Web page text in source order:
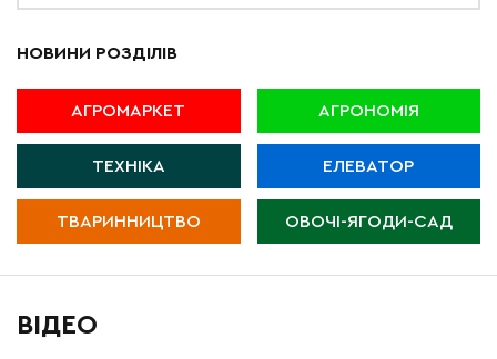
НОВИНИ РОЗДІЛІВ
АГРОМАРКЕТ АГРОНОМІЯ
ТЕХНІКА ЕЛЕВАТОР
ТВАРИННИЦТВО ОВОЧІ-ЯГОДИ-САД
ВІДЕО